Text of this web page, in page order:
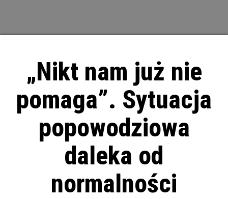
„Nikt nam już nie
pomaga”. Sytuacja
popowodziowa
daleka od
normalności